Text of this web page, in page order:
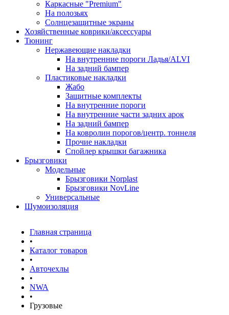
Каркасные "Premium"
На полозьях
Солнцезащитные экраны
Хозяйственные коврики/аксессуары
Тюнинг
Нержавеющие накладки
На внутренние пороги Ладья/ALVI
На задний бампер
Пластиковые накладки
Жабо
Защитные комплекты
На внутренние пороги
На внутренние части задних арок
На задний бампер
На ковролин порогов/центр. тоннеля
Прочие накладки
Спойлер крышки багажника
Брызговики
Модельные
Брызговики Norplast
Брызговики NovLine
Универсальные
Шумоизоляция
Главная страница
•
Каталог товаров
•
Авточехлы
•
NWA
•
Грузовые